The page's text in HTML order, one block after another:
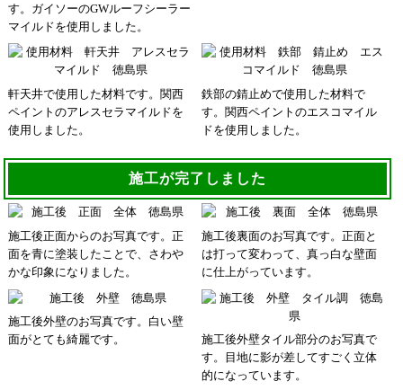
す。ガイソーのGWルーフシーラー
マイルドを使用しました。
軒天井で使用した材料です。関西
ペイントのアレスセラマイルドを
使用しました。
鉄部の錆止めで使用した材料で
す。関西ペイントのエスコマイル
ドを使用しました。
施工が完了しました
施工後正面からのお写真です。正
面を青に塗装したことで、さわや
かな印象になりました。
施工後裏面のお写真です。正面と
は打って変わって、真っ白な壁面
に仕上がっています。
施工後外壁のお写真です。白い壁
面がとても綺麗です。
施工後外壁タイル部分のお写真で
す。目地に影が差してすごく立体
的になっています。